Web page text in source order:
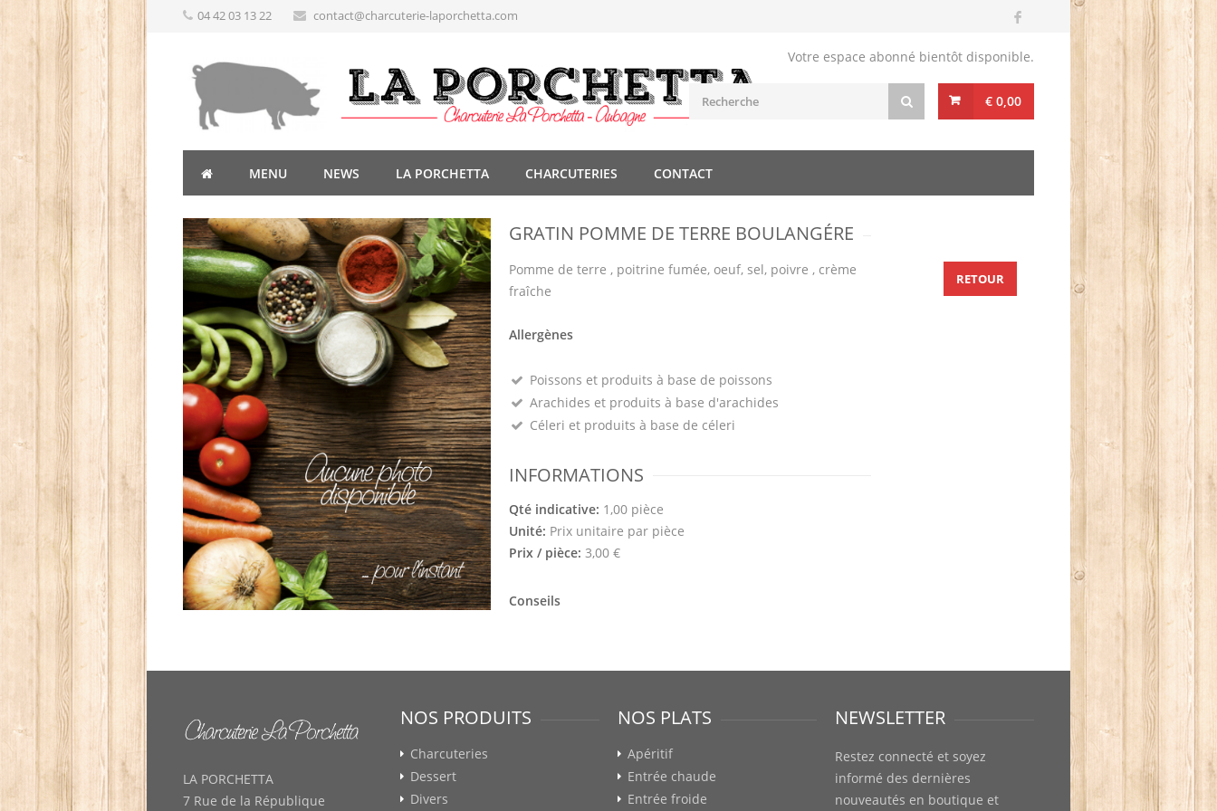
04 42 03 13 22 contact@charcuterie-laporchetta.com
Votre espace abonné bientôt disponible.
€ 0,00
MENU NEWS LA PORCHETTA CHARCUTERIES CONTACT
GRATIN POMME DE TERRE BOULANGÉRE
Pomme de terre , poitrine fumée, oeuf, sel, poivre , crème
fraîche
Allergènes
Poissons et produits à base de poissons
Arachides et produits à base d'arachides
Céleri et produits à base de céleri
INFORMATIONS
Qté indicative: 1,00 pièce
Unité: Prix unitaire par pièce
Prix / pièce: 3,00 €
Conseils
RETOUR
LA PORCHETTA
7 Rue de la République
NOS PRODUITS
Charcuteries
Dessert
Divers
NOS PLATS
Apéritif
Entrée chaude
Entrée froide
NEWSLETTER
Restez connecté et soyez
informé des dernières
nouveautés en boutique et